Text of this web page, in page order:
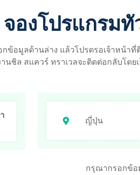
จองโปรแกรมทั
กข้อมูลด้านล่าง แล้วโปรดรอเจ้าหน้า
นชิล สแควร์ ทราเวลจะติดต่อกลับโดย
ญี่ปุ่น
กรุณากรอกข้อ